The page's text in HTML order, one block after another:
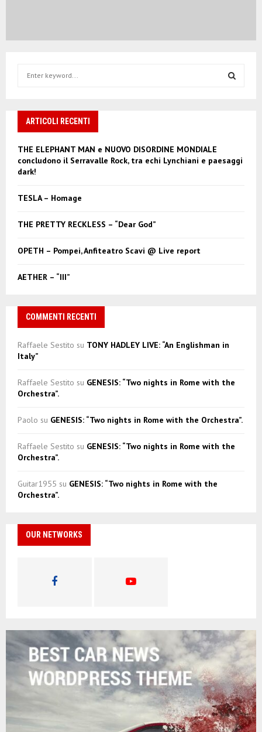
h
r
ARTICOLI RECENTI
THE ELEPHANT MAN e NUOVO DISORDINE MONDIALE
concludono il Serravalle Rock, tra echi Lynchiani e paesaggi
dark!
TESLA – Homage
THE PRETTY RECKLESS – “Dear God”
OPETH – Pompei, Anfiteatro Scavi @ Live report
AETHER – “III”
COMMENTI RECENTI
Raffaele Sestito su TONY HADLEY LIVE: “An Englishman in
Italy”
Raffaele Sestito su GENESIS: “Two nights in Rome with the
Orchestra”.
Paolo su GENESIS: “Two nights in Rome with the Orchestra”.
Raffaele Sestito su GENESIS: “Two nights in Rome with the
Orchestra”.
Guitar1955 su GENESIS: “Two nights in Rome with the
Orchestra”.
OUR NETWORKS